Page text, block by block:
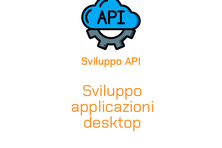
Sviluppo API
Sviluppo
applicazioni
desktop